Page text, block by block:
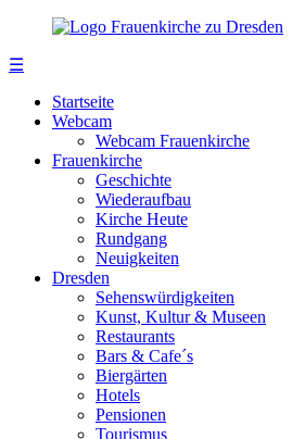
☰
Startseite
Webcam
Webcam Frauenkirche
Frauenkirche
Geschichte
Wiederaufbau
Kirche Heute
Rundgang
Neuigkeiten
Dresden
Sehenswürdigkeiten
Kunst, Kultur & Museen
Restaurants
Bars & Cafe´s
Biergärten
Hotels
Pensionen
Tourismus